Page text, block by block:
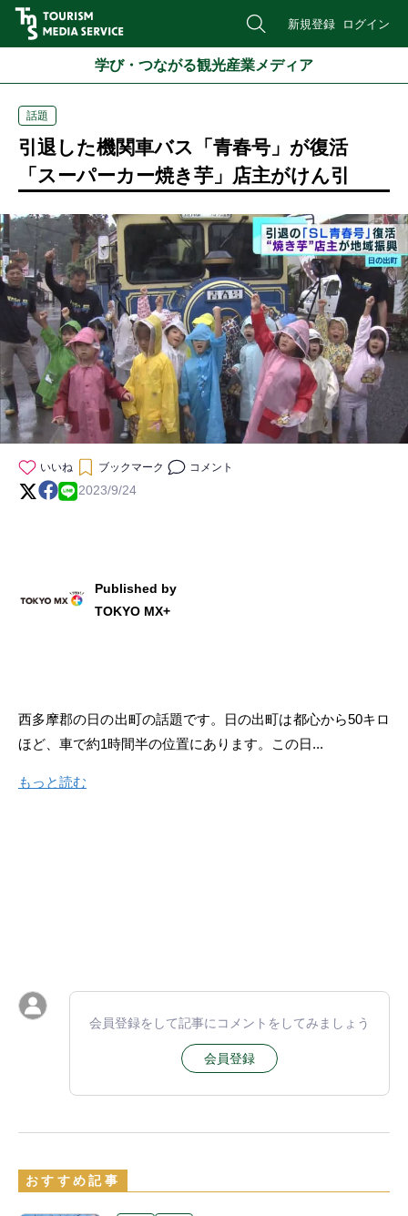
新規登録 ログイン
学び・つながる観光産業メディア
話題
引退した機関車バス「青春号」が復活
「スーパーカー焼き芋」店主がけん引
いいね ブックマーク コメント
2023/9/24
Published by
TOKYO MX+
西多摩郡の日の出町の話題です。日の出町は都心から50キロ
ほど、車で約1時間半の位置にあります。この日...
もっと読む
会員登録をして記事にコメントをしてみましょう
会員登録
おすすめ記事